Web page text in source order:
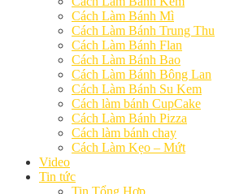
Cách Làm Bánh Mì
Cách Làm Bánh Trung Thu
Cách Làm Bánh Flan
Cách Làm Bánh Bao
Cách Làm Bánh Bông Lan
Cách Làm Bánh Su Kem
Cách làm bánh CupCake
Cách Làm Bánh Pizza
Cách làm bánh chay
Cách Làm Kẹo – Mứt
Video
Tin tức